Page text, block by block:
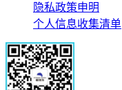
隐私政策申明
个人信息收集清单